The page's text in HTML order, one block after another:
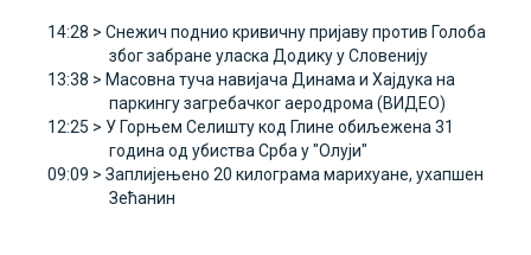
14:28 > Снежич поднио кривичну пријаву против Голоба
због забране уласка Додику у Словенију
13:38 > Масовна туча навијача Динама и Хајдука на
паркингу загребачког аеродрома (ВИДЕО)
12:25 > У Горњем Селишту код Глине обиљежена 31
година од убиства Срба у "Олуји"
09:09 > Заплијењено 20 килограма марихуане, ухапшен
Зећанин